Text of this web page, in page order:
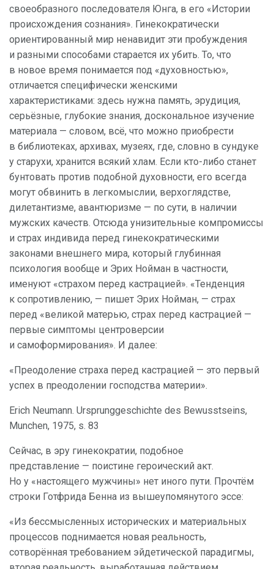
своеобразного последователя Юнга, в его «Истории
происхождения сознания». Гинекократически
ориентированный мир ненавидит эти пробуждения
и разными способами старается их убить. То, что
в новое время понимается под «духовностью»,
отличается специфически женскими
характеристиками: здесь нужна память, эрудиция,
серьёзные, глубокие знания, доскональное изучение
материала — словом, всё, что можно приобрести
в библиотеках, архивах, музеях, где, словно в сундуке
у старухи, хранится всякий хлам. Если кто-либо станет
бунтовать против подобной духовности, его всегда
могут обвинить в легкомыслии, верхоглядстве,
дилетантизме, авантюризме — по сути, в наличии
мужских качеств. Отсюда унизительные компромиссы
и страх индивида перед гинекократическими
законами внешнего мира, который глубинная
психология вообще и Эрих Нойман в частности,
именуют «страхом перед кастрацией». «Тенденция
к сопротивлению, — пишет Эрих Нойман, — страх
перед «великой матерью, страх перед кастрацией —
первые симптомы центроверсии
и самоформирования». И далее:
«Преодоление страха перед кастрацией — это первый
успех в преодолении господства материи».
Erich Neumann. Ursprunggeschichte des Bewusstseins,
Munchen, 1975, s. 83
Сейчас, в эру гинекократии, подобное
представление — поистине героический акт.
Но у «настоящего мужчины» нет иного пути. Прочтём
строки Готфрида Бенна из вышеупомянутого эссе:
«Из бессмысленных исторических и материальных
процессов поднимается новая реальность,
сотворённая требованием эйдетической парадигмы,